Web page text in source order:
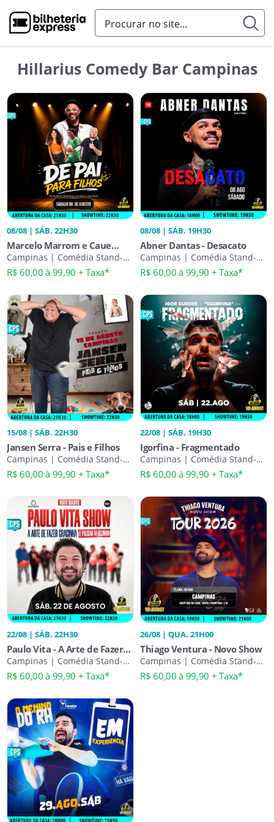
Hillarius Comedy Bar Campinas
08/08 | SÁB. 22H30
Marcelo Marrom e Caue
Marrom - De Pai Para Filhos
Campinas | Comédia Stand-
Up
R$ 60,00 à 99,90 + Taxa*
08/08 | SÁB. 19H30
Abner Dantas - Desacato
Campinas | Comédia Stand-
Up
R$ 60,00 à 99,90 + Taxa*
15/08 | SÁB. 22H30
Jansen Serra - Pais e Filhos
Campinas | Comédia Stand-
Up
R$ 60,00 à 99,90 + Taxa*
22/08 | SÁB. 19H30
Igorfina - Fragmentado
Campinas | Comédia Stand-
Up
R$ 60,00 à 99,90 + Taxa*
22/08 | SÁB. 22H30
Paulo Vita - A Arte de Fazer
Gracinha e Passar Vergonha
Campinas | Comédia Stand-
Up
R$ 60,00 à 99,90 + Taxa*
26/08 | QUA. 21H00
Thiago Ventura - Novo Show
Campinas | Comédia Stand-
Up
R$ 60,00 à 99,90 + Taxa*